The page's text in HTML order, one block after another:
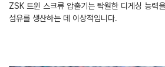
ZSK 트윈 스크류 압출기는 탁월한 디게싱 능력
섬유를 생산하는 데 이상적입니다.